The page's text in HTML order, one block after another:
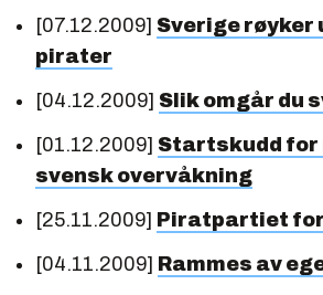
[07.12.2009] Sverige røyker
pirater
[04.12.2009] Slik omgår du
[01.12.2009] Startskudd for
svensk overvåkning
[25.11.2009] Piratpartiet
[04.11.2009] Rammes av